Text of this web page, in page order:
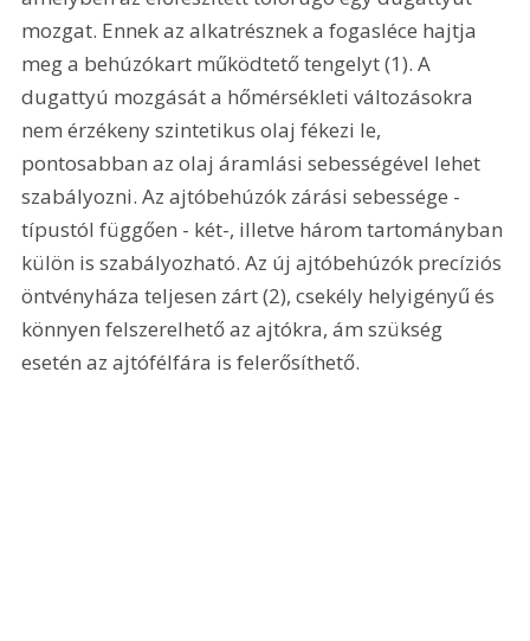
mozgat. Ennek az alkatrésznek a fogasléce hajtja
meg a behúzókart működtető tengelyt (1). A
dugattyú mozgását a hőmérsékleti változásokra
nem érzékeny szintetikus olaj fékezi le,
pontosabban az olaj áramlási sebességével lehet
szabályozni. Az ajtóbehúzók zárási sebessége -
típustól függően - két-, illetve három tartományban
külön is szabályozható. Az új ajtóbehúzók precíziós
öntvényháza teljesen zárt (2), csekély helyigényű és
könnyen felszerelhető az ajtókra, ám szükség
esetén az ajtófélfára is felerősíthető.